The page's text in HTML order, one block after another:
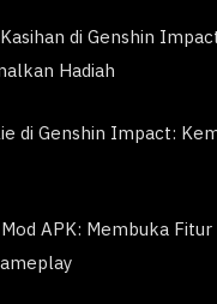
di Genshin
Hadiah
di Genshin Impact:
APK: Membuka